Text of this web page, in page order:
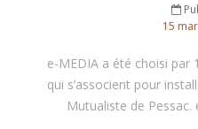
15
e-MEDIA a été choisi par
qui s’associent pour
Mutualiste de